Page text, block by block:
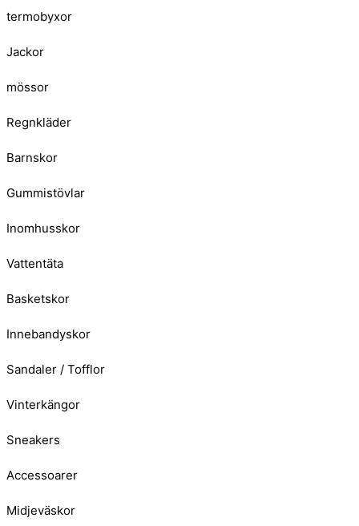
termobyxor
Jackor
mössor
Regnkläder
Barnskor
Gummistövlar
Inomhusskor
Vattentäta
Basketskor
Innebandyskor
Sandaler / Tofflor
Vinterkängor
Sneakers
Accessoarer
Midjeväskor